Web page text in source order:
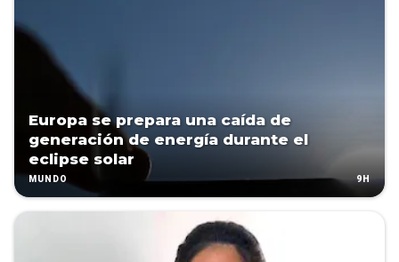
Europa se prepara una caída de
generación de energía durante el
eclipse solar
MUNDO 9H